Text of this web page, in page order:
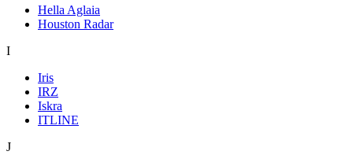
Hella Aglaia
Houston Radar
I
Iris
IRZ
Iskra
ITLINE
J